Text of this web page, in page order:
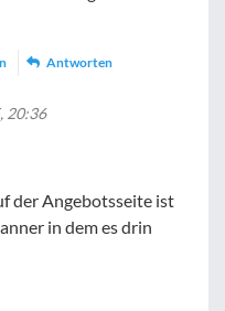
Antworten
20:36
der Angebotsseite ist
in dem es drin